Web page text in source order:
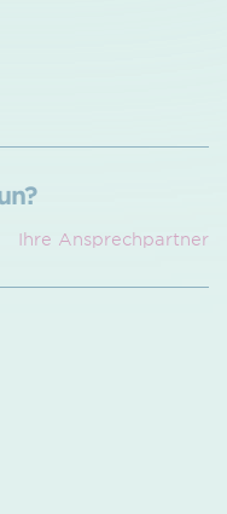
Ihre Ansprech­partner